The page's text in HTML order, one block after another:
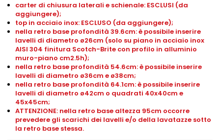
carter di chiusura laterali e schienale: ESCLUSI (da
aggiungere);
top in acciaio inox: ESCLUSO (da aggiungere);
nella retro base profondità 39.6cm: è possibile inserire
lavelli di diametro ø26cm (solo su piano in acciaio inox
AISI 304 finitura Scotch-Brite con profilo in alluminio
muro-piano cm2.5h);
nella retro base profondità 54.6cm: è possibile inserire
lavelli di diametro ø36cm e ø38cm;
nella retro base profondità 64.1cm: è possibile inserire
lavelli di diametro ø42cm o quadrati 40x40cm e
45x45cm;
ATTENZIONE: nella retro base altezza 95cm occorre
prevedere gli scarichi dei lavelli e/o della lavatazze sotto
la retro base stessa.